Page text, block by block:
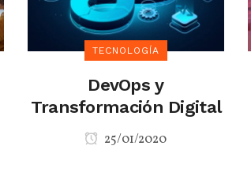
TECNOLOGÍA
DevOps y
Transformación Digital
25/01/2020